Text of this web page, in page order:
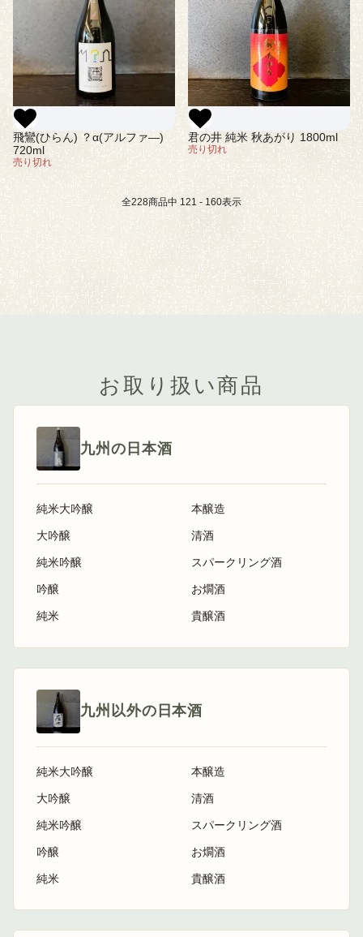
飛鸞(ひらん) ？α(アルファ―)
720ml
売り切れ
君の井 純米 秋あがり 1800ml
売り切れ
全228商品中 121 - 160表示
お取り扱い商品
九州の日本酒
純米大吟醸
大吟醸
純米吟醸
吟醸
純米
本醸造
清酒
スパークリング酒
お燗酒
貴醸酒
九州以外の日本酒
純米大吟醸
大吟醸
純米吟醸
吟醸
純米
本醸造
清酒
スパークリング酒
お燗酒
貴醸酒